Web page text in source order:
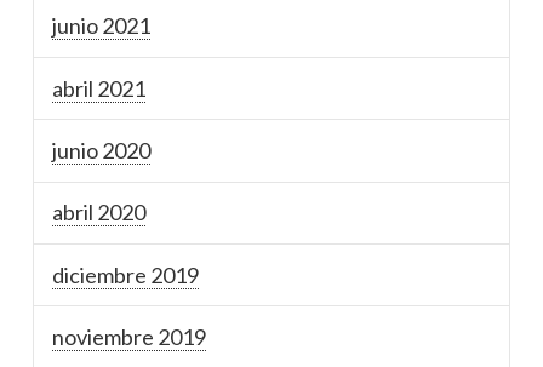
junio 2021
abril 2021
junio 2020
abril 2020
diciembre 2019
noviembre 2019